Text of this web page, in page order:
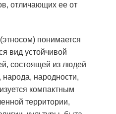
отличающих ее от
понимается
вид устойчивой
состоящей из людей
народности,
компактным
территории,